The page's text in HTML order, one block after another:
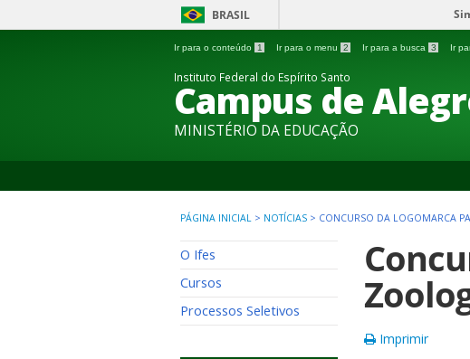
BRASIL
Ir para o conteúdo 1 Ir para o menu 2 Ir para a busca 3 Ir
Instituto Federal do Espírito Santo
Campus de
MINISTÉRIO DA EDUCAÇÃO
PÁGINA INICIAL > NOTÍCIAS > CONCURSO DA LOGOMARCA
O Ifes
Cursos
Processos Seletivos
Imprimir